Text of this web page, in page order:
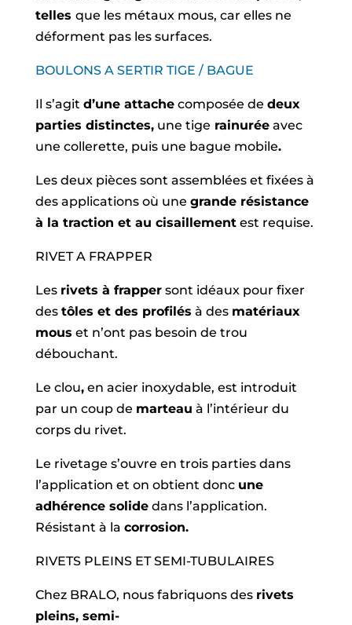
telles que les métaux mous, car elles ne
déforment pas les surfaces.
BOULONS A SERTIR TIGE / BAGUE
Il s’agit d’une attachecomposée de deux
parties distinctes,une tige rainuréeavec
une collerette, puis une bague mobile.
Les deux pièces sont assemblées et fixées à
des applications où une grande résistance
à la traction et au cisaillementest requise.
RIVET A FRAPPER
Les rivets à frappersont idéaux pour fixer
des tôles et des profilés à des matériaux
mous et n’ont pas besoin de trou
débouchant.
Le clou,en acier inoxydable, est introduit
par un coup de marteau à l’intérieur du
corps du rivet.
Le rivetage s’ouvre en trois parties dans
l’application et on obtient donc une
adhérence solidedans l’application.
Résistant à la corrosion.
RIVETS PLEINS ET SEMI-TUBULAIRES
Chez BRALO, nous fabriquons des rivets
pleins, semi-